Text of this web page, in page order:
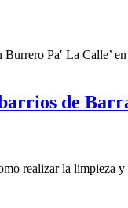
Paʹ La Calle’
de
realizar la limpieza